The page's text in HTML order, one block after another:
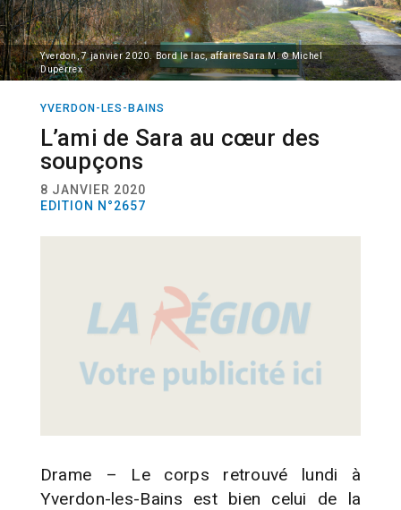
Yverdon, 7 janvier 2020. Bord le lac, affaire Sara M. © Michel
Duperrex
YVERDON-LES-BAINS
L’ami de Sara au cœur des
soupçons
8 JANVIER 2020
EDITION N°2657
Drame – Le corps retrouvé lundi à
Yverdon-les-Bains est bien celui de la